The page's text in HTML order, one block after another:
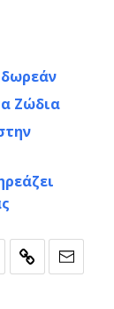
δωρεάν
Ζώδια